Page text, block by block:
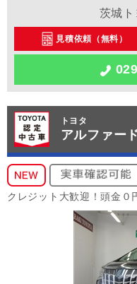
茨城
見積依頼（無料）
トヨタ
アルファー
クレジット大歓迎！頭金０